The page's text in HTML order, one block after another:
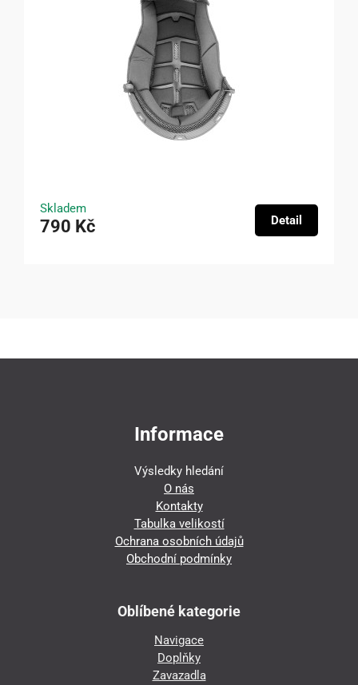
Skladem
790 Kč Detail
Informace
Výsledky hledání
O nás
Kontakty
Tabulka velikostí
Ochrana osobních údajů
Obchodní podmínky
Oblíbené kategorie
Navigace
Doplňky
Zavazadla